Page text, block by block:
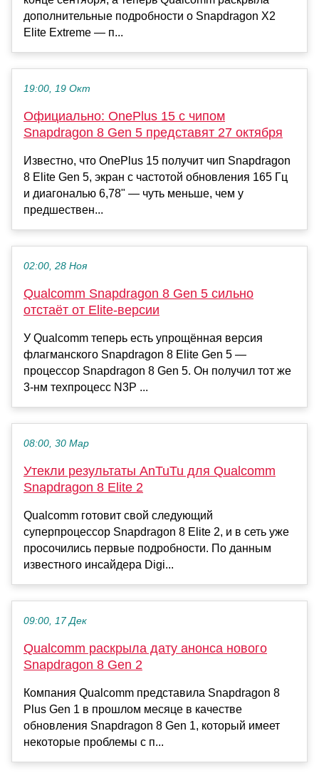
дополнительные подробности о Snapdragon X2
Elite Extreme — п...
19:00, 19 Окт
Официально: OnePlus 15 с чипом
Snapdragon 8 Gen 5 представят 27 октября
Известно, что OnePlus 15 получит чип Snapdragon
8 Elite Gen 5, экран с частотой обновления 165 Гц
и диагональю 6,78" — чуть меньше, чем у
предшествен...
02:00, 28 Ноя
Qualcomm Snapdragon 8 Gen 5 сильно
отстаёт от Elite-версии
У Qualcomm теперь есть упрощённая версия
флагманского Snapdragon 8 Elite Gen 5 —
процессор Snapdragon 8 Gen 5. Он получил тот же
3-нм техпроцесс N3P ...
08:00, 30 Мар
Утекли результаты AnTuTu для Qualcomm
Snapdragon 8 Elite 2
Qualcomm готовит свой следующий
суперпроцессор Snapdragon 8 Elite 2, и в сеть уже
просочились первые подробности. По данным
известного инсайдера Digi...
09:00, 17 Дек
Qualcomm раскрыла дату анонса нового
Snapdragon 8 Gen 2
Компания Qualcomm представила Snapdragon 8
Plus Gen 1 в прошлом месяце в качестве
обновления Snapdragon 8 Gen 1, который имеет
некоторые проблемы с п...